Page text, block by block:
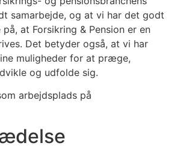
samarbejde, og at vi har det godt
at Forsikring & Pension er en
Det betyder også, at vi har
muligheder for at præge,
og udfolde sig.
arbejdsplads på